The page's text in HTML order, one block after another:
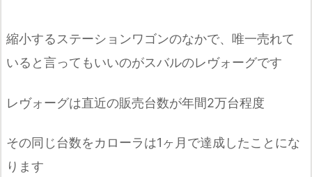
縮小するステーションワゴンのなかで、唯一売れて
いると言ってもいいのがスバルのレヴォーグです
レヴォーグは直近の販売台数が年間2万台程度
その同じ台数をカローラは1ヶ月で達成したことにな
ります